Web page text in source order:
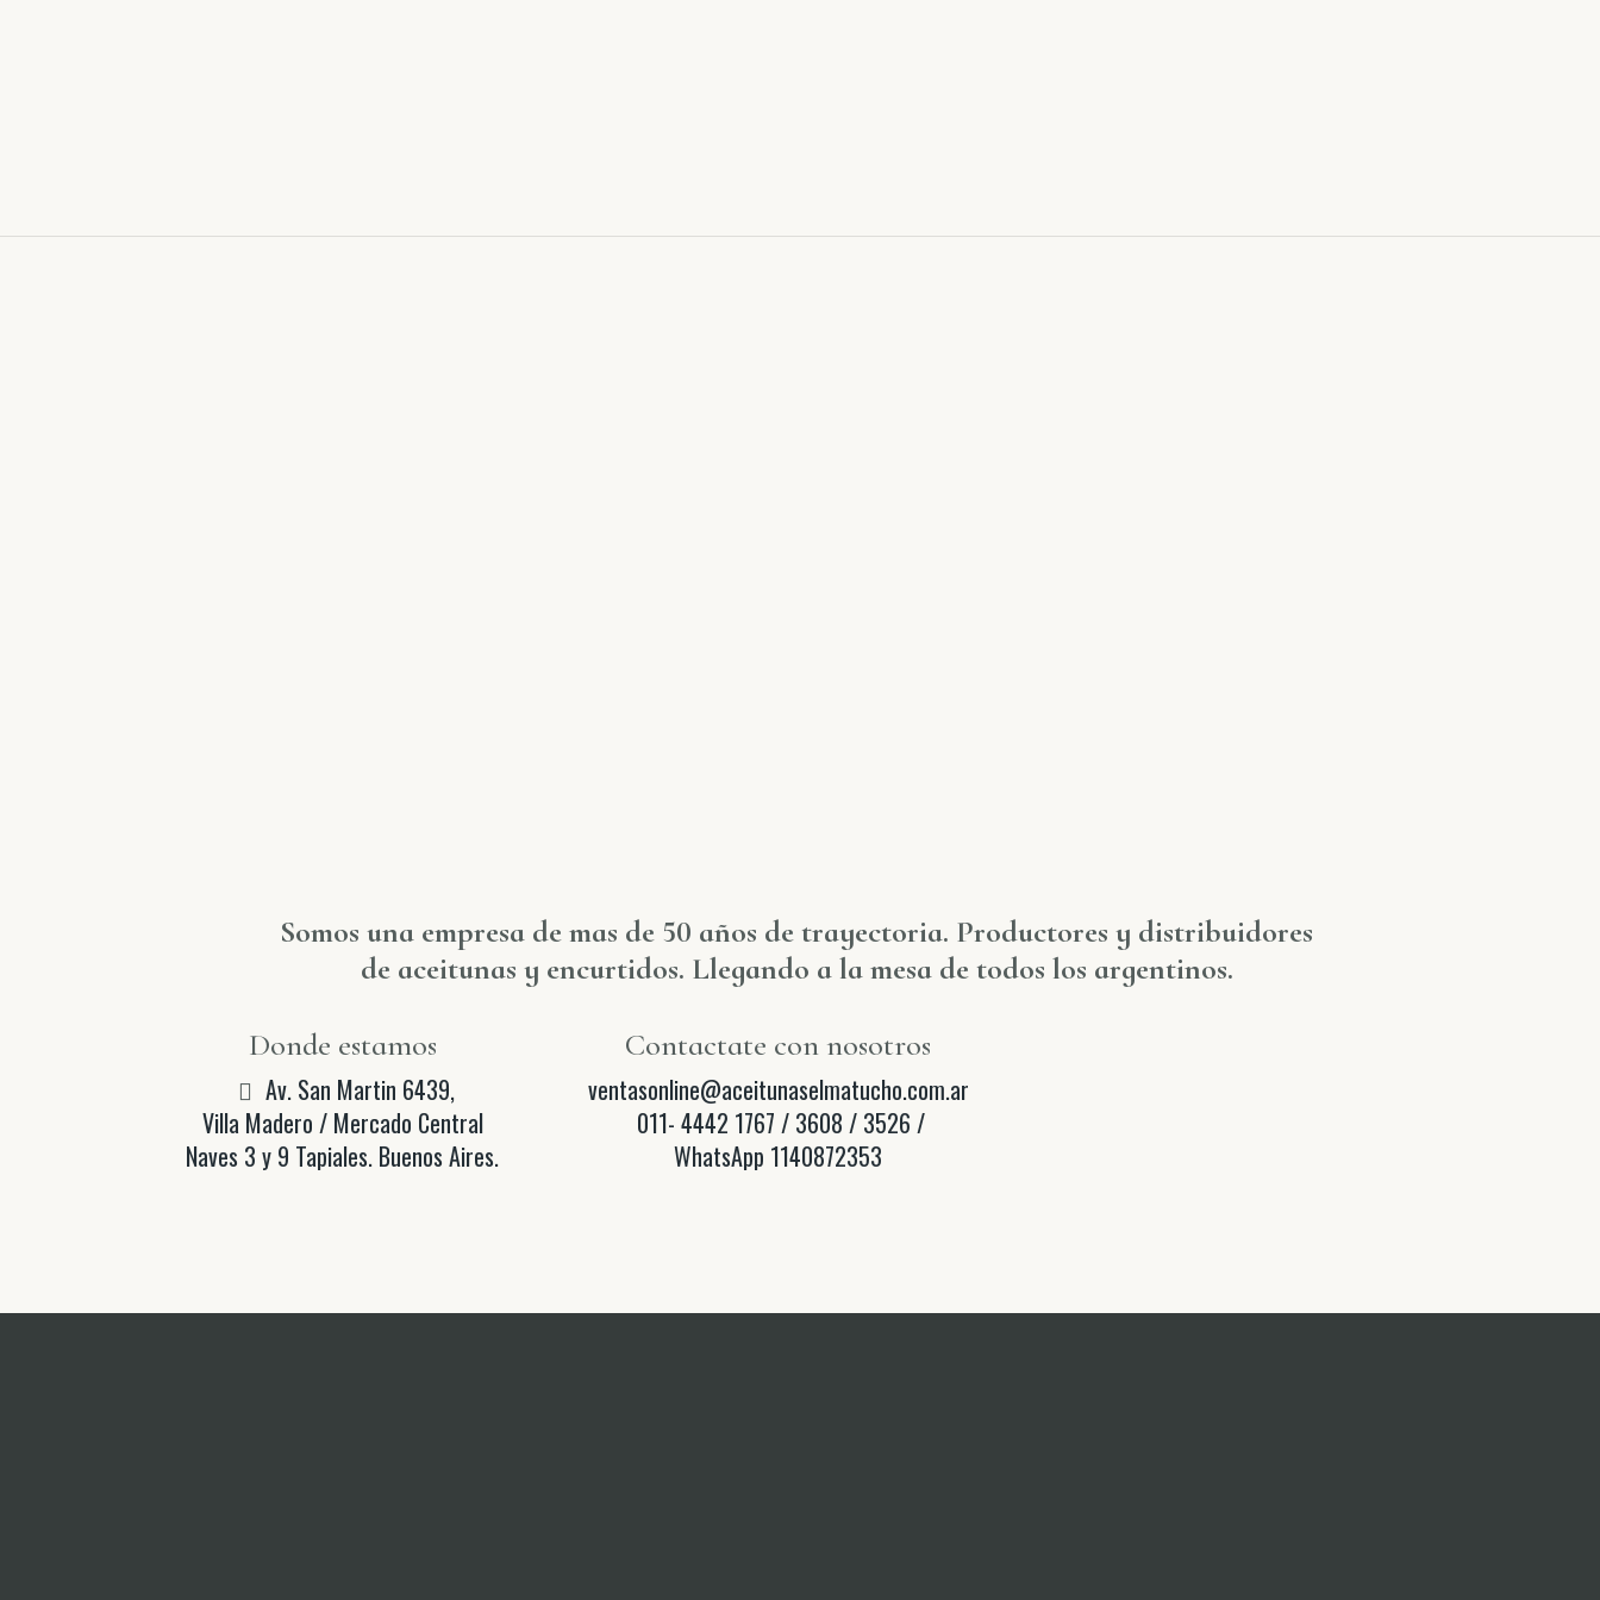
Somos una empresa de mas de 50 años de trayectoria. Productores y distribuidores
de aceitunas y encurtidos. Llegando a la mesa de todos los argentinos.
Donde estamos
Av. San Martin 6439,
Villa Madero / Mercado Central
Naves 3 y 9 Tapiales. Buenos Aires.
Contactate con nosotros
ventasonline@aceitunaselmatucho.com.ar
011- 4442 1767 / 3608 / 3526 /
WhatsApp 1140872353